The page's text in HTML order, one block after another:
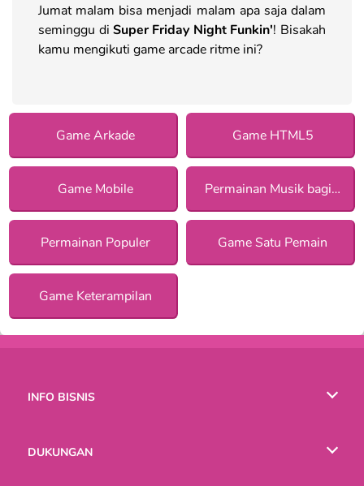
Jumat malam bisa menjadi malam apa saja dalam
seminggu di Super Friday Night Funkin'! Bisakah
kamu mengikuti game arcade ritme ini?
Game Arkade Game HTML5
Game Mobile Permainan Musik bagi Anak Perempuan
Permainan Populer Game Satu Pemain
Game Keterampilan
INFO BISNIS
DUKUNGAN